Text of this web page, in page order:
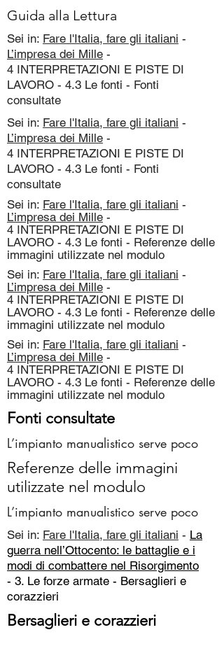
Guida alla Lettura
Sei in: Fare l'Italia, fare gli italiani -
L’impresa dei Mille -
4 INTERPRETAZIONI E PISTE DI
LAVORO - 4.3 Le fonti - Fonti
consultate
Sei in: Fare l'Italia, fare gli italiani -
L’impresa dei Mille -
4 INTERPRETAZIONI E PISTE DI
LAVORO - 4.3 Le fonti - Fonti
consultate
Sei in: Fare l'Italia, fare gli italiani -
L’impresa dei Mille -
4 INTERPRETAZIONI E PISTE DI
LAVORO - 4.3 Le fonti - Referenze delle
immagini utilizzate nel modulo
Sei in: Fare l'Italia, fare gli italiani -
L’impresa dei Mille -
4 INTERPRETAZIONI E PISTE DI
LAVORO - 4.3 Le fonti - Referenze delle
immagini utilizzate nel modulo
Sei in: Fare l'Italia, fare gli italiani -
L’impresa dei Mille -
4 INTERPRETAZIONI E PISTE DI
LAVORO - 4.3 Le fonti - Referenze delle
immagini utilizzate nel modulo
Fonti consultate
L’impianto manualistico serve poco
Referenze delle immagini
utilizzate nel modulo
L’impianto manualistico serve poco
Sei in: Fare l'Italia, fare gli italiani - La
guerra nell’Ottocento: le battaglie e i
modi di combattere nel Risorgimento
- 3. Le forze armate - Bersaglieri e
corazzieri
Bersaglieri e corazzieri